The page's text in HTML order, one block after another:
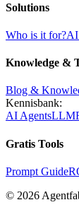
Solutions
Who is it for?AI
Knowledge &
Blog &
Kennisbank:
AI AgentsLLM
Gratis Tools
Prompt Guide
© 2026